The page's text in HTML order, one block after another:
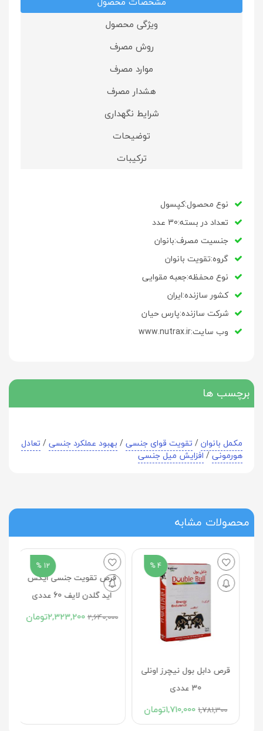
ویژگی محصول
روش مصرف
موارد مصرف
هشدار مصرف
شرایط نگهداری
توضیحات
ترکیبات
نوع محصول:کپسول
تعداد در بسته:30 عدد
جنسیت مصرف:بانوان
گروه:تقویت بانوان
نوع محفظه:جعبه مقوایی
کشور سازنده:ایران
شرکت سازنده:پارس حیان
وب سایت:www.nutrax.ir
برچسب ها
مکمل بانوان/ تقویت قوای جنسی/ بهبود عملکرد جنسی/ تعادل
هورمونی/افزایش میل جنسی
محصولات مشابه
4 %
قرص دابل بول نیچرز اونلی
30 عددی
1,781,300
1,710,000تومان
12 %